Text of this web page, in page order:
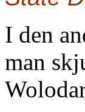
I den
man